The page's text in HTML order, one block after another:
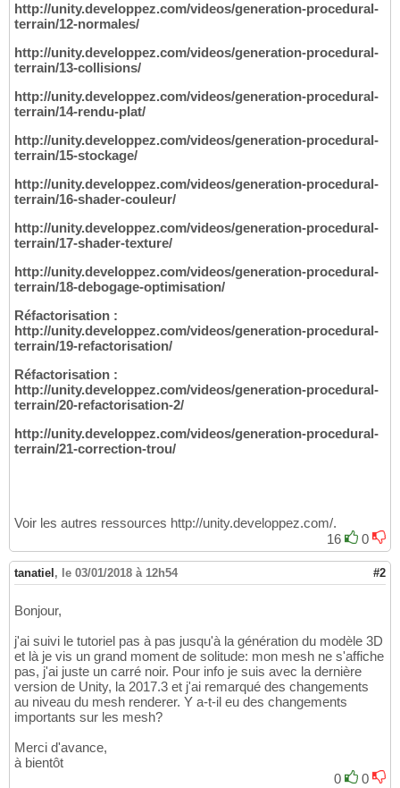
http://unity.developpez.com/videos/generation-procedural-
terrain/12-normales/
http://unity.developpez.com/videos/generation-procedural-
terrain/13-collisions/
http://unity.developpez.com/videos/generation-procedural-
terrain/14-rendu-plat/
http://unity.developpez.com/videos/generation-procedural-
terrain/15-stockage/
http://unity.developpez.com/videos/generation-procedural-
terrain/16-shader-couleur/
http://unity.developpez.com/videos/generation-procedural-
terrain/17-shader-texture/
http://unity.developpez.com/videos/generation-procedural-
terrain/18-debogage-optimisation/
Réfactorisation :
http://unity.developpez.com/videos/generation-procedural-
terrain/19-refactorisation/
Réfactorisation :
http://unity.developpez.com/videos/generation-procedural-
terrain/20-refactorisation-2/
http://unity.developpez.com/videos/generation-procedural-
terrain/21-correction-trou/
Voir les autres ressources http://unity.developpez.com/.
16
0
tanatiel , le 03/01/2018 à 12h54 #2
Bonjour,
j'ai suivi le tutoriel pas à pas jusqu'à la génération du modèle 3D
et là je vis un grand moment de solitude: mon mesh ne s'affiche
pas, j'ai juste un carré noir. Pour info je suis avec la dernière
version de Unity, la 2017.3 et j'ai remarqué des changements
au niveau du mesh renderer. Y a-t-il eu des changements
importants sur les mesh?
Merci d'avance,
à bientôt
0
0